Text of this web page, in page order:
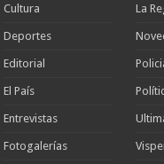
Cultura
Deportes
Editorial
El País
Entrevistas
Fotogalerías
La